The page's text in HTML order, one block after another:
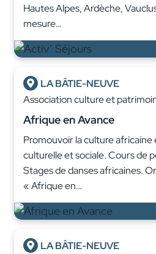
Hautes Alpes, Ardèche,
mesure…
LA BÂTIE-NEUVE
Association culture et
Afrique en Avance
Promouvoir la culture africaine
culturelle et sociale. Cours de
Stages de danses africaines.
« Afrique en…
LA BÂTIE-NEUVE